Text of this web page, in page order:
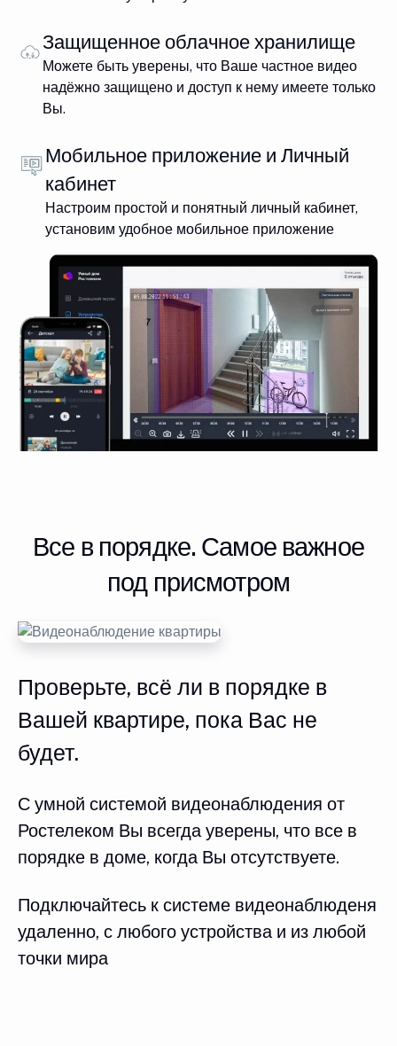
Защищенное облачное хранилище
Можете быть уверены, что Ваше частное видео
надёжно защищено и доступ к нему имеете только
Вы.
Мобильное приложение и Личный
кабинет
Настроим простой и понятный личный кабинет,
установим удобное мобильное приложение
Все в порядке. Самое важное
под присмотром
Проверьте, всё ли в порядке в
Вашей квартире, пока Вас не
будет.
С умной системой видеонаблюдения от
Ростелеком Вы всегда уверены, что все в
порядке в доме, когда Вы отсутствуете.
Подключайтесь к системе видеонаблюденя
удаленно, с любого устройства и из любой
точки мира